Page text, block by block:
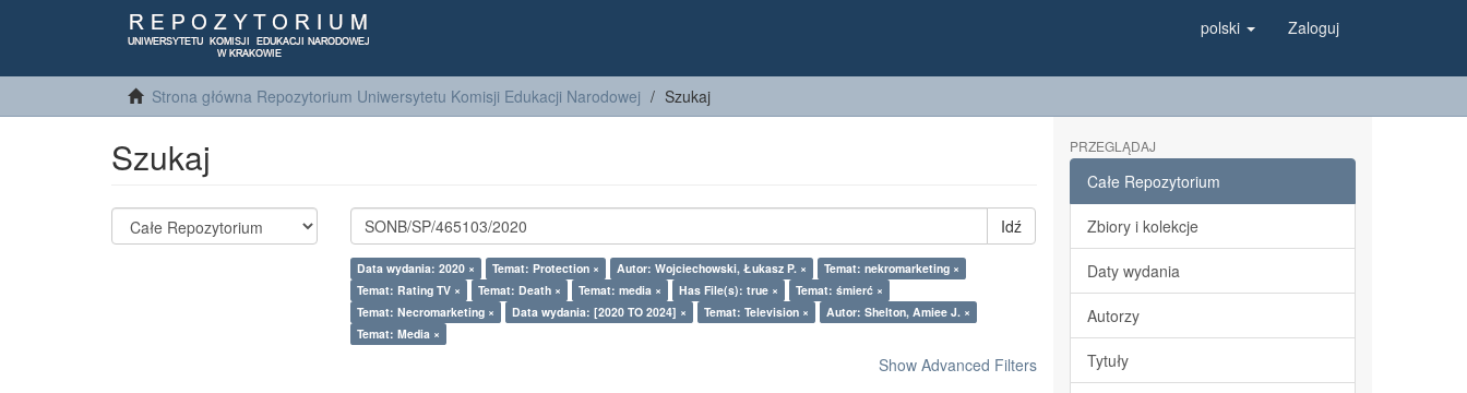
polski Zaloguj
Strona główna Repozytorium Uniwersytetu Komisji Edukacji Narodowej Szukaj
Szukaj
Idź
Data wydania: 2020 × Temat: Protection × Autor: Wojciechowski, Łukasz P. ×
Temat: nekromarketing ×
Temat: Rating TV ×
Temat: Death × Temat: media × Has File(s): true ×
Temat: śmierć ×
Temat: Necromarketing ×
Data wydania: [2020 TO 2024] × Temat: Television ×
Autor: Shelton, Amiee J. ×
Temat: Media ×
Show Advanced Filters
PRZEGLĄDAJ
Całe Repozytorium
Zbiory i kolekcje
Daty wydania
Autorzy
Tytuły